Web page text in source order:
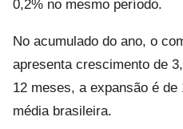
0,2% no mesmo período.
No acumulado do ano, o
apresenta crescimento de
12 meses, a expansão é
média brasileira.